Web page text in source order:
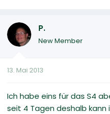
P.
New Member
13. Mai 2013
Ich habe eins für das S4
seit 4 Tagen deshalb kann